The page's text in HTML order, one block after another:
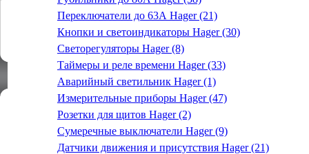
Переключатели до 63А Hager (21)
Кнопки и светоиндикаторы Hager (30)
Светорегуляторы Hager (8)
Таймеры и реле времени Hager (33)
Аварийный светильник Hager (1)
Измерительные приборы Hager (47)
Розетки для щитов Hager (2)
Сумеречные выключатели Hager (9)
Датчики движения и присутствия Hager (21)